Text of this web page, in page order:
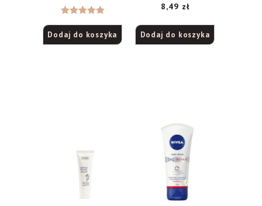
peeling +
maseczka, 1 szt.
5.00na 5
Dodaj do koszyka
ml
8,49 zł
Dodaj do koszyka